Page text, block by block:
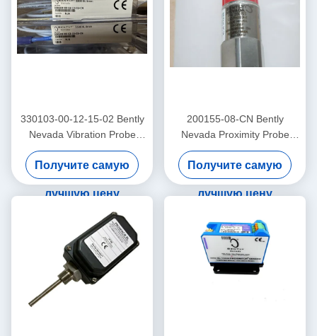
330103-00-12-15-02 Bently
Nevada Vibration Probe
3300 Xl Проксимиторный
датчик
Получите самую
лучшую цену
200155-08-CN Bently
Nevada Proximity Probe
низкочастотный
Trendmaster Pro
акселерометр
Получите самую
лучшую цену